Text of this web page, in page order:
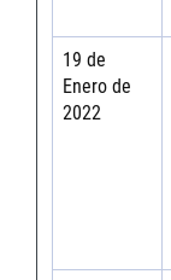
19 de
Enero de
2022